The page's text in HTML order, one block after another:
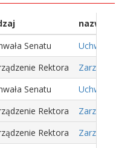
nazwa
Senatu
Uchwała Nr
Rektora
Zarządzenie
Senatu
Uchwała Nr
Rektora
Zarządzenie
Rektora
Zarządzenie